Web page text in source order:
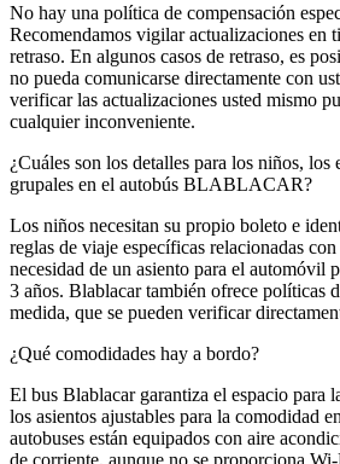
No hay una política de compensación
Recomendamos vigilar actualizaciones en
retraso. En algunos casos de retraso, es
no pueda comunicarse directamente con
verificar las actualizaciones usted mismo
cualquier inconveniente.
¿Cuáles son los detalles para los niños, los
grupales en el autobús BLABLACAR?
Los niños necesitan su propio boleto e
reglas de viaje específicas relacionadas
necesidad de un asiento para el automóvil
3 años. Blablacar también ofrece políticas
medida, que se pueden verificar
¿Qué comodidades hay a bordo?
El bus Blablacar garantiza el espacio para
los asientos ajustables para la comodidad
autobuses están equipados con aire
de corriente, aunque no se proporciona